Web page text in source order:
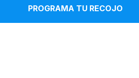
PROGRAMA TU RECOJO